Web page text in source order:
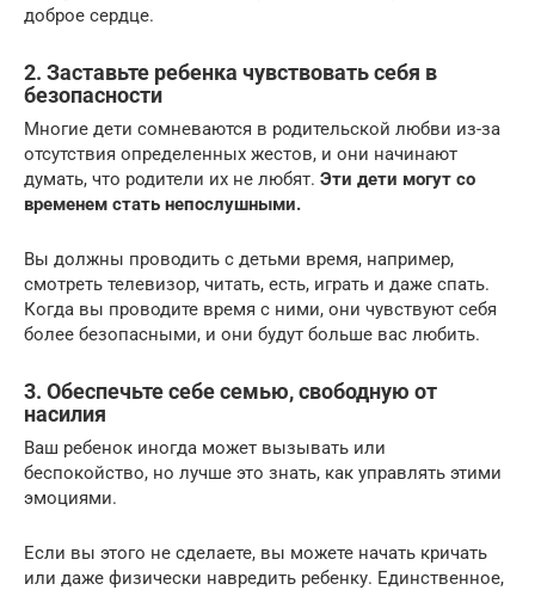
доброе сердце.
2. Заставьте ребенка чувствовать себя в
безопасности
Многие дети сомневаются в родительской любви из-за
отсутствия определенных жестов, и они начинают
думать, что родители их не любят. Эти дети могут со
временем стать непослушными.
Вы должны проводить с детьми время, например,
смотреть телевизор, читать, есть, играть и даже спать.
Когда вы проводите время с ними, они чувствуют себя
более безопасными, и они будут больше вас любить.
3. Обеспечьте себе семью, свободную от
насилия
Ваш ребенок иногда может вызывать или
беспокойство, но лучше это знать, как управлять этими
эмоциями.
Если вы этого не сделаете, вы можете начать кричать
или даже физически навредить ребенку. Единственное,